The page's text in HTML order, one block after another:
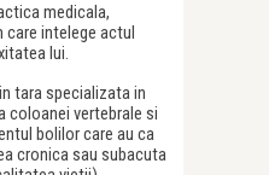
medicala,
intelege actul
lui.
tara specializata in
coloanei vertebrale si
bolilor care au ca
cronica sau subacuta